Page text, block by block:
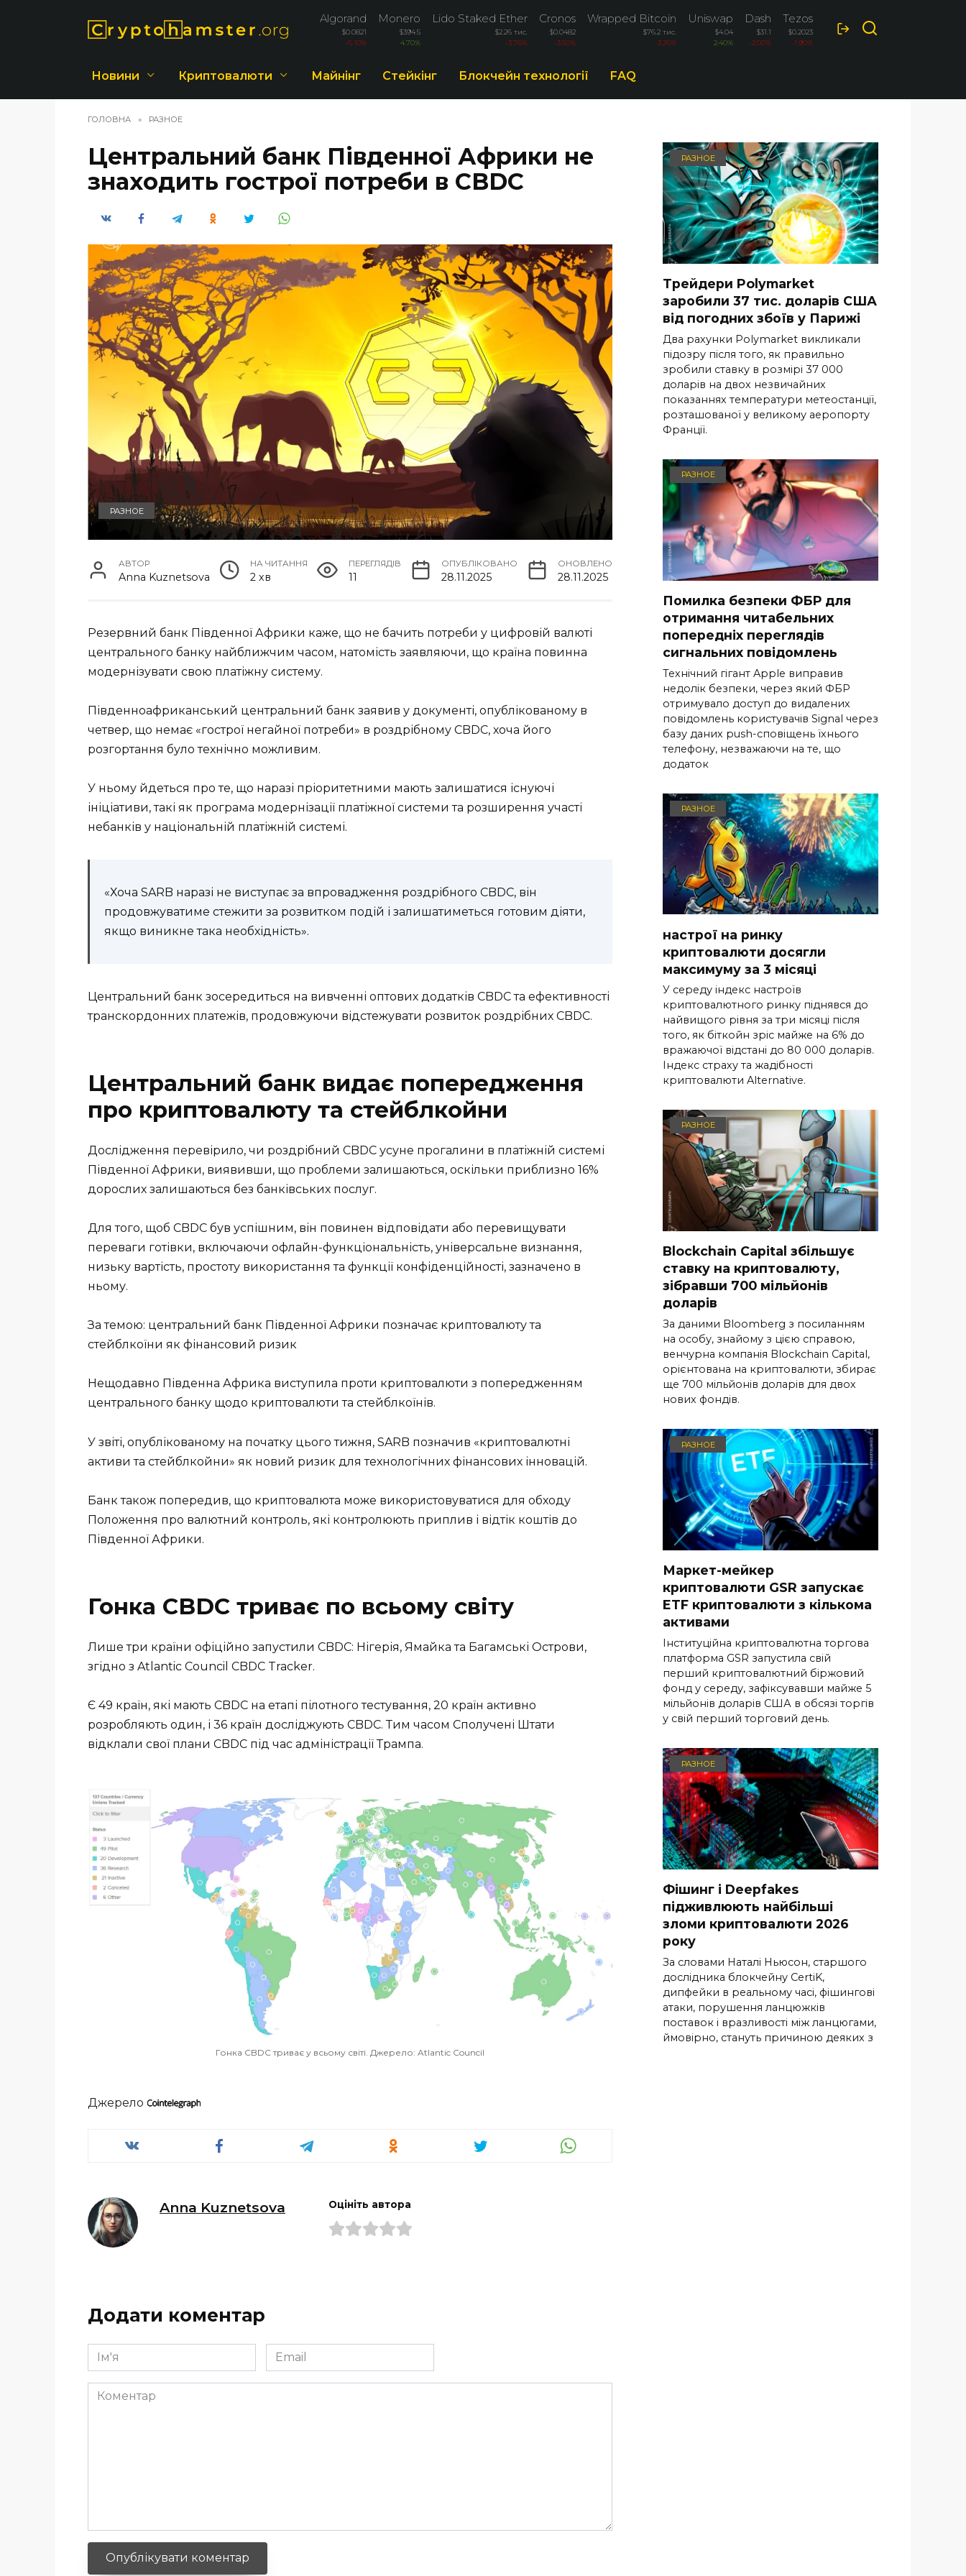
Algorand
$0.0821
-6.10%
Monero
$394.5
4.70%
Lido Staked Ether
$2.26 тис.
-3.76%
Cronos
$0.0482
-3.50%
Wrapped Bitcoin
$76.2 тис.
-3.26%
Uniswap
$4.04
2.40%
Dash
$31.1
-2.00%
Tezos
$0.2023
-1.90%
Новини Криптовалюти Майнінг Стейкінг Блокчейн технології FAQ
ГОЛОВНА » РАЗНОЕ
Центральний банк Південної Африки не
знаходить гострої потреби в CBDC
РАЗНОЕ
АВТОР
Anna Kuznetsova
НА ЧИТАННЯ
2 хв
ПЕРЕГЛЯДІВ
11
ОПУБЛІКОВАНО
28.11.2025
ОНОВЛЕНО
28.11.2025
Резервний банк Південної Африки каже, що не бачить потреби у цифровій валюті
центрального банку найближчим часом, натомість заявляючи, що країна повинна
модернізувати свою платіжну систему.
Південноафриканський центральний банк заявив у документі, опублікованому в
четвер, що немає «гострої негайної потреби» в роздрібному CBDC, хоча його
розгортання було технічно можливим.
У ньому йдеться про те, що наразі пріоритетними мають залишатися існуючі
ініціативи, такі як програма модернізації платіжної системи та розширення участі
небанків у національній платіжній системі.
«Хоча SARB наразі не виступає за впровадження роздрібного CBDC, він
продовжуватиме стежити за розвитком подій і залишатиметься готовим діяти,
якщо виникне така необхідність».
Центральний банк зосередиться на вивченні оптових додатків CBDC та ефективності
транскордонних платежів, продовжуючи відстежувати розвиток роздрібних CBDC.
Центральний банк видає попередження
про криптовалюту та стейблкойни
Дослідження перевірило, чи роздрібний CBDC усуне прогалини в платіжній системі
Південної Африки, виявивши, що проблеми залишаються, оскільки приблизно 16%
дорослих залишаються без банківських послуг.
Для того, щоб CBDC був успішним, він повинен відповідати або перевищувати
переваги готівки, включаючи офлайн-функціональність, універсальне визнання,
низьку вартість, простоту використання та функції конфіденційності, зазначено в
ньому.
За темою: центральний банк Південної Африки позначає криптовалюту та
стейблкоїни як фінансовий ризик
Нещодавно Південна Африка виступила проти криптовалюти з попередженням
центрального банку щодо криптовалюти та стейблкоїнів.
У звіті, опублікованому на початку цього тижня, SARB позначив «криптовалютні
активи та стейблкойни» як новий ризик для технологічних фінансових інновацій.
Банк також попередив, що криптовалюта може використовуватися для обходу
Положення про валютний контроль, які контролюють приплив і відтік коштів до
Південної Африки.
Гонка CBDC триває по всьому світу
Лише три країни офіційно запустили CBDC: Нігерія, Ямайка та Багамські Острови,
згідно з Atlantic Council CBDC Tracker.
Є 49 країн, які мають CBDC на етапі пілотного тестування, 20 країн активно
розробляють один, і 36 країн досліджують CBDC. Тим часом Сполучені Штати
відклали свої плани CBDC під час адміністрації Трампа.
Гонка CBDC триває у всьому світі. Джерело: Atlantic Council
Джерело
Anna Kuznetsova Оцініть автора
Додати коментар
Ім'я
*
Email
*
Коментар
РАЗНОЕ
Трейдери Polymarket
заробили 37 тис. доларів США
від погодних збоїв у Парижі
Два рахунки Polymarket викликали
підозру після того, як правильно
зробили ставку в розмірі 37 000
доларів на двох незвичайних
показаннях температури метеостанції,
розташованої у великому аеропорту
Франції.
РАЗНОЕ
Помилка безпеки ФБР для
отримання читабельних
попередніх переглядів
сигнальних повідомлень
Технічний гігант Apple виправив
недолік безпеки, через який ФБР
отримувало доступ до видалених
повідомлень користувачів Signal через
базу даних push-сповіщень їхнього
телефону, незважаючи на те, що
додаток
РАЗНОЕ
настрої на ринку
криптовалюти досягли
максимуму за 3 місяці
У середу індекс настроїв
криптовалютного ринку піднявся до
найвищого рівня за три місяці після
того, як біткойн зріс майже на 6% до
вражаючої відстані до 80 000 доларів.
Індекс страху та жадібності
криптовалюти Alternative.
РАЗНОЕ
Blockchain Capital збільшує
ставку на криптовалюту,
зібравши 700 мільйонів
доларів
За даними Bloomberg з посиланням
на особу, знайому з цією справою,
венчурна компанія Blockchain Capital,
орієнтована на криптовалюти, збирає
ще 700 мільйонів доларів для двох
нових фондів.
РАЗНОЕ
Маркет-мейкер
криптовалюти GSR запускає
ETF криптовалюти з кількома
активами
Інституційна криптовалютна торгова
платформа GSR запустила свій
перший криптовалютний біржовий
фонд у середу, зафіксувавши майже 5
мільйонів доларів США в обсязі торгів
у свій перший торговий день.
РАЗНОЕ
Фішинг і Deepfakes
підживлюють найбільші
зломи криптовалюти 2026
року
За словами Наталі Ньюсон, старшого
дослідника блокчейну CertiK,
дипфейки в реальному часі, фішингові
атаки, порушення ланцюжків
поставок і вразливості між ланцюгами,
ймовірно, стануть причиною деяких з